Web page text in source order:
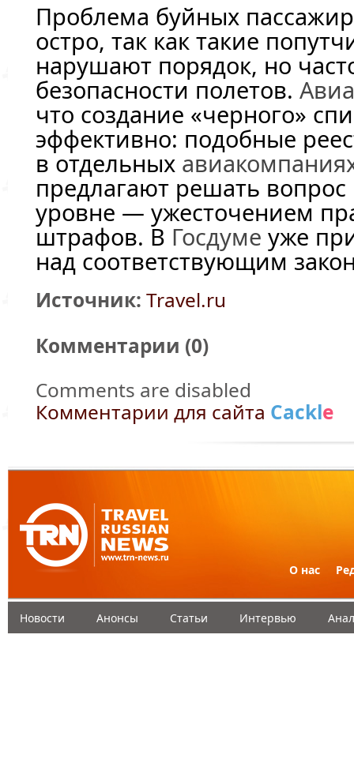
Проблема буйных
остро, так как такие
нарушают порядок, но
безопасности полетов.
что создание «черного»
эффективно: подобные
в отдельных
предлагают решать
уровне — ужесточением
штрафов. В Госдуме уже
над соответствующим
Источник: Travel.ru
Комментарии (0)
Comments are disabled
Комментарии для сайта Cackle
О нас
Новости Анонсы Статьи Интервью